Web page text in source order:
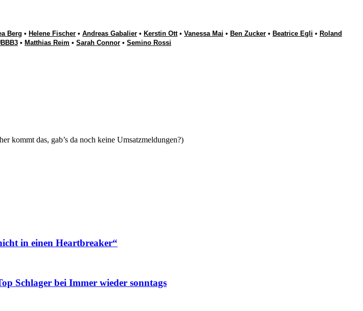
Berg • Helene Fischer • Andreas Gabalier • Kerstin Ott• Vanessa Mai • Ben Zucker • Beatrice Egli • Roland
• Matthias Reim • Sarah Connor • Semino Rossi
kommt das, gab’s da noch keine Umsatzmeldungen?)
in einen Heartbreaker“
Schlager bei Immer wieder sonntags